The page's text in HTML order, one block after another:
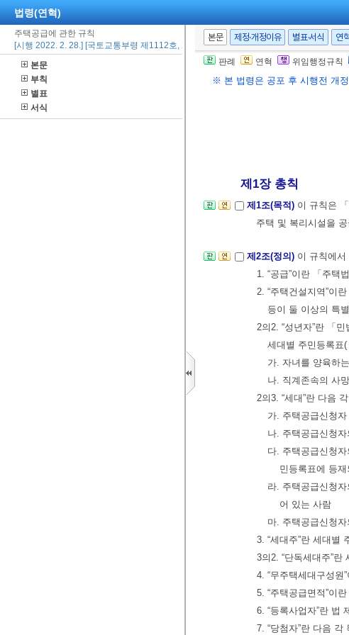
법령(연혁)
주택공급에 관한 규칙
[시행 2022. 2. 28.] [국토교통부령 제1112호, 2022. 2. 28., 타법개정]
본문
부칙
별표
서식
본문 제정·개정이유 별표·서식 연
판례 연혁 위임행정규칙
※ 본 법령은 공포 후 시행전 개
제1장 총칙
제1조(목적) 이 규칙은
주택 및 복리시설을
제2조(정의) 이 규칙에
1. “공급”이란 「주택
2. “주택건설지역”이
등이 둘 이상의 특
2의2. “성년자”란 「
세대별 주민등록표
가. 자녀를 양육하
나. 직계존속의 사
2의3. “세대”란 다음
가. 주택공급신청자
나. 주택공급신청
다. 주택공급신청
민등록표에 등
라. 주택공급신청
어 있는 사람
마. 주택공급신청
3. “세대주”란 세대별
3의2. “단독세대주”
4. “무주택세대구성
5. “주택공급면적”이
6. “등록사업자”란 법
7. “당첨자”란 다음